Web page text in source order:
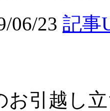
06/23 記事
お引越し